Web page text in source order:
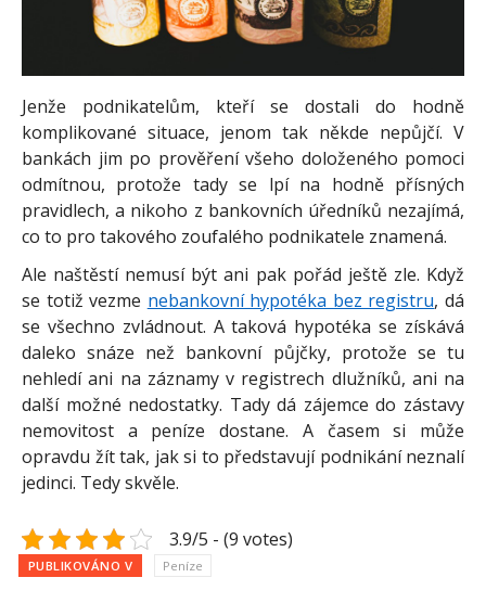
Jenže podnikatelům, kteří se dostali do hodně
komplikované situace, jenom tak někde nepůjčí. V
bankách jim po prověření všeho doloženého pomoci
odmítnou, protože tady se lpí na hodně přísných
pravidlech, a nikoho z bankovních úředníků nezajímá,
co to pro takového zoufalého podnikatele znamená.
Ale naštěstí nemusí být ani pak pořád ještě zle. Když
se totiž vezme nebankovní hypotéka bez registru, dá
se všechno zvládnout. A taková hypotéka se získává
daleko snáze než bankovní půjčky, protože se tu
nehledí ani na záznamy v registrech dlužníků, ani na
další možné nedostatky. Tady dá zájemce do zástavy
nemovitost a peníze dostane. A časem si může
opravdu žít tak, jak si to představují podnikání neznalí
jedinci. Tedy skvěle.
3.9/5 - (9 votes)
PUBLIKOVÁNO V Peníze